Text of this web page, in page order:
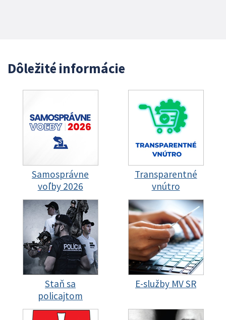
Dôležité informácie
Samosprávne
voľby 2026
Transparentné
vnútro
Staň sa
policajtom
E-služby MV SR